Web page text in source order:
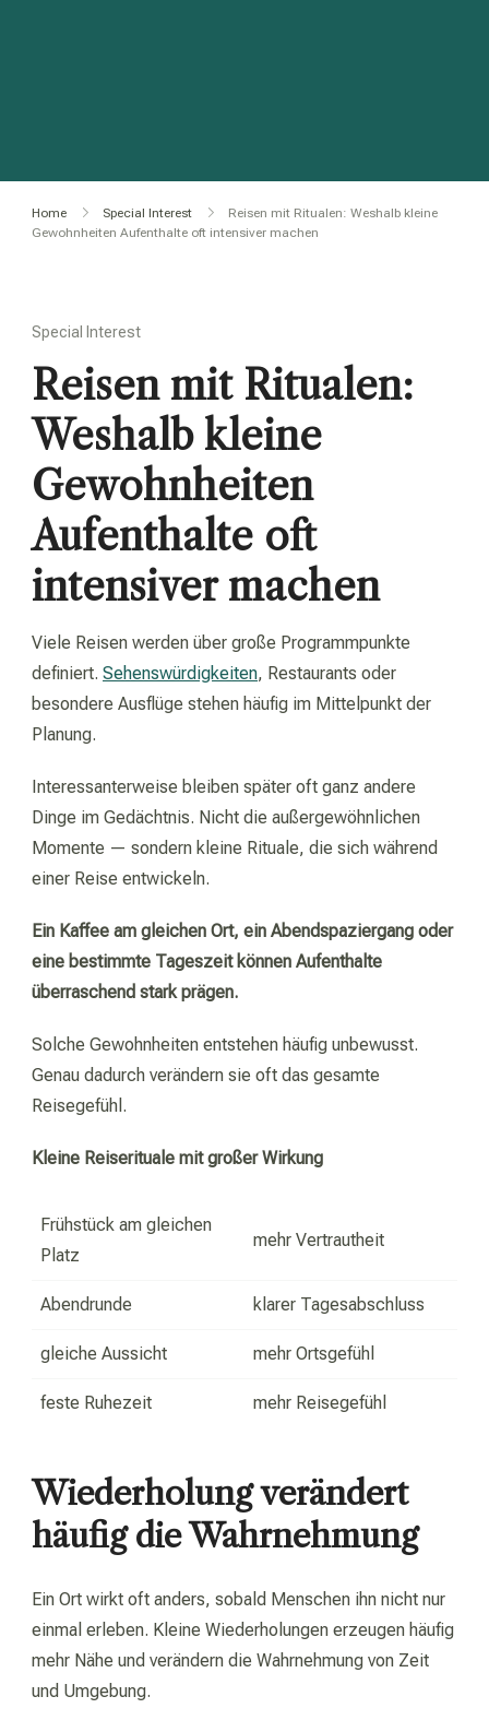
Home Special Interest
Reisen mit Ritualen: Weshalb kleine
Gewohnheiten Aufenthalte oft intensiver machen
Special Interest
Reisen mit Ritualen:
Weshalb kleine
Gewohnheiten
Aufenthalte oft
intensiver machen
Viele Reisen werden über große Programmpunkte
definiert. Sehenswürdigkeiten, Restaurants oder
besondere Ausflüge stehen häufig im Mittelpunkt der
Planung.
Interessanterweise bleiben später oft ganz andere
Dinge im Gedächtnis. Nicht die außergewöhnlichen
Momente — sondern kleine Rituale, die sich während
einer Reise entwickeln.
Ein Kaffee am gleichen Ort, ein Abendspaziergang oder
eine bestimmte Tageszeit können Aufenthalte
überraschend stark prägen.
Solche Gewohnheiten entstehen häufig unbewusst.
Genau dadurch verändern sie oft das gesamte
Reisegefühl.
Kleine Reiserituale mit großer Wirkung
Frühstück am gleichen
Platz
mehr Vertrautheit
Abendrunde klarer Tagesabschluss
gleiche Aussicht mehr Ortsgefühl
feste Ruhezeit mehr Reisegefühl
Wiederholung verändert
häufig die Wahrnehmung
Ein Ort wirkt oft anders, sobald Menschen ihn nicht nur
einmal erleben. Kleine Wiederholungen erzeugen häufig
mehr Nähe und verändern die Wahrnehmung von Zeit
und Umgebung.